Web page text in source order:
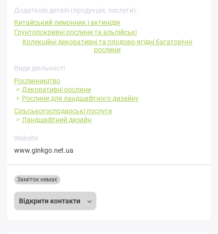
Додаткові деталі (продукція, послуги) :
Китайський лимонник і актинідія
Грунтопокривні рослини та альпійські
Колекційні декоративні та плодово-ягідні багаторічні
рослини
Види діяльності
Рослинництво
Декоративні рослини
Рослини для ландшафтного дизайну
Сільськогосподарські послуги
Ландшафтний дизайн
Website
www.ginkgo.net.ua
Відкрити контакти
Заміток немає